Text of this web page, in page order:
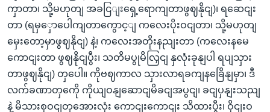
ကှာတာ၊ သို့မဟုတျ အခငြျးရှေ့ရောကျတာဖွဈနိုငျ)၊ ရဆေငျး
တာ (ရမှှောပေါကျတာကွောင့ျ ကလေးပိုးဝငျတာ၊ သို့မဟုတျ
မှေးတော့မှာဖွဈနိုငျ) နဲ့၊ ကလေးအတိုးနညျးတာ (ကလေးနမေ
ကောငျးတာ ဖွဈနိုငျပွီး၊ သတိမပွုမိလြှငျ နှလုံးခုနျပါ ရပျသှား
တာဖွဈနိုငျ) တှပေါ။ ကိုဗဈကာလ သှားလာရခကျနခြေိနျမှာ၊ ဒီ
လက်ခဏာတှကေို ကိုယျဝနျဆောငျမိခငျအပွငျ၊ ခငျပှနျးသညျ
နဲ့ မိသားစုဝငျတှအေားလုံး ကောငျးကောငျး သိထားပွီး၊ ဝိုငျးဝ